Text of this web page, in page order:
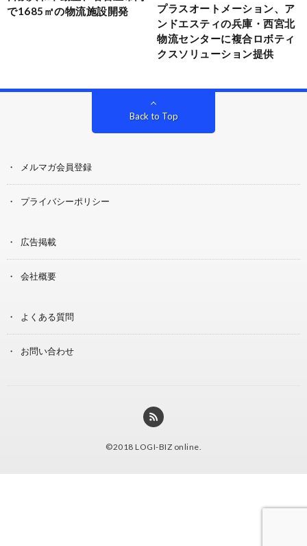
で1685㎡の物流施設開発
プラスオートメーション、ア
ンドエスティの兵庫・西宮北
物流センターに複合ロボティ
クスソリューション提供
Back to Top
メルマガ会員登録
プライバシーポリシー
広告掲載
会社概要
よくある質問
お問い合わせ
©2018 LOGI-BIZ online